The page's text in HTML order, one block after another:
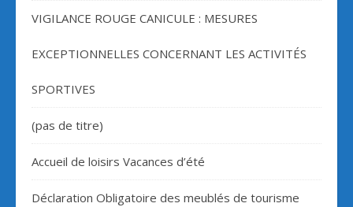
VIGILANCE ROUGE CANICULE : MESURES
EXCEPTIONNELLES CONCERNANT LES ACTIVITÉS
SPORTIVES
(pas de titre)
Accueil de loisirs Vacances d’été
Déclaration Obligatoire des meublés de tourisme